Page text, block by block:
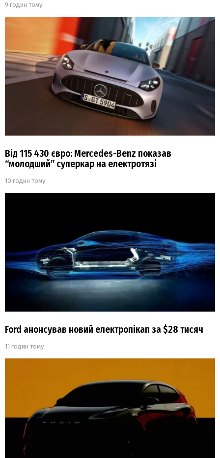
9 годин тому
Від 115 430 євро: Mercedes-Benz показав
“молодший” суперкар на електротязі
10 годин тому
Ford анонсував новий електропікап за $28 тисяч
11 годин тому